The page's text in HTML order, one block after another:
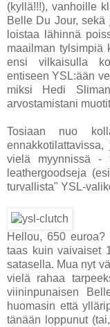
(kyllä!!!), vanhoille
Belle Du Jour,
loistaa lähinnä
maailman tylsimpiä
ensi vilkaisulla
entiseen YSL:ään
miksi Hedi
arvostamistani
Tosiaan nuo
vielä myynnissä -
leathergoodseja
turvallista" YSL-
Hellou, 650 euroa?
taas kuin vaivaiset
satasella. Mua nyt
vielä rahaa
viininpunaisen
huomasin että
tänään loppunut